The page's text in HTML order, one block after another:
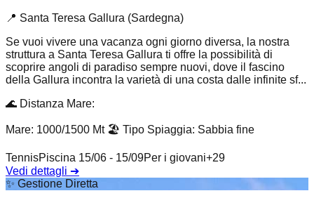
📍 Santa Teresa Gallura (Sardegna)
Se vuoi vivere una vacanza ogni giorno diversa, la nostra
struttura a Santa Teresa Gallura ti offre la possibilità di
scoprire angoli di paradiso sempre nuovi, dove il fascino
della Gallura incontra la varietà di una costa dalle infinite sf...
🌊 Distanza Mare:
Mare: 1000/1500 Mt 🏖️ Tipo Spiaggia: Sabbia fine
TennisPiscina 15/06 - 15/09Per i giovani+29
Vedi dettagli ➔
✨ Gestione Diretta